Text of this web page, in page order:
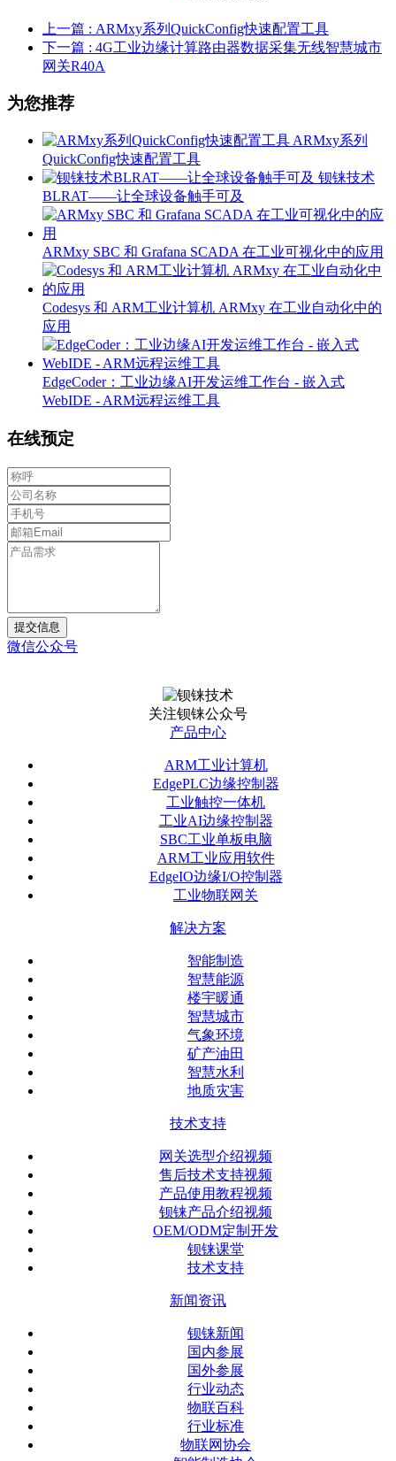
上一篇 : ARMxy系列QuickConfig快速配置工具
下一篇 : 4G工业边缘计算路由器数据采集无线智慧城市
网关R40A
为您推荐
ARMxy系列
QuickConfig快速配置工具
钡铼技术
BLRAT——让全球设备触手可及
ARMxy SBC 和 Grafana SCADA 在工业可视化中的应用
Codesys 和 ARM工业计算机 ARMxy 在工业自动化中的
应用
EdgeCoder：工业边缘AI开发运维工作台 - 嵌入式
WebIDE - ARM远程运维工具
在线预定
提交信息
微信公众号
关注钡铼公众号
产品中心
ARM工业计算机
EdgePLC边缘控制器
工业触控一体机
工业AI边缘控制器
SBC工业单板电脑
ARM工业应用软件
EdgeIO边缘I/O控制器
工业物联网关
解决方案
智能制造
智慧能源
楼宇暖通
智慧城市
气象环境
矿产油田
智慧水利
地质灾害
技术支持
网关选型介绍视频
售后技术支持视频
产品使用教程视频
钡铼产品介绍视频
OEM/ODM定制开发
钡铼课堂
技术支持
新闻资讯
钡铼新闻
国内参展
国外参展
行业动态
物联百科
行业标准
物联网协会